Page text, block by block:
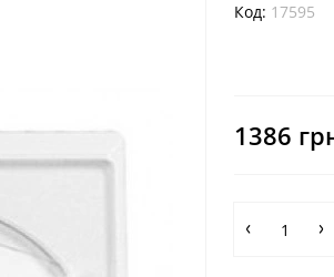
Код: 17595
1386